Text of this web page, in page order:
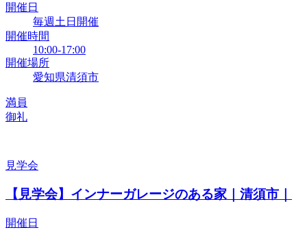
開催日
毎週土日開催
開催時間
10:00-17:00
開催場所
愛知県清須市
満員
御礼
見学会
【見学会】インナーガレージのある家｜清須市｜
開催日